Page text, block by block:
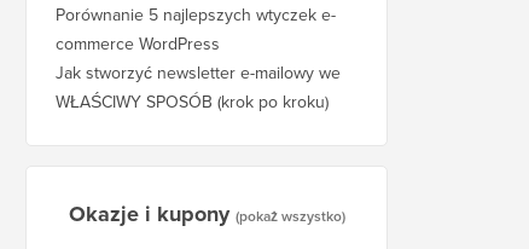
Porównanie 5 najlepszych wtyczek e-
commerce WordPress
Jak stworzyć newsletter e-mailowy we
WŁAŚCIWY SPOSÓB (krok po kroku)
Okazje i kupony (pokaż wszystko)